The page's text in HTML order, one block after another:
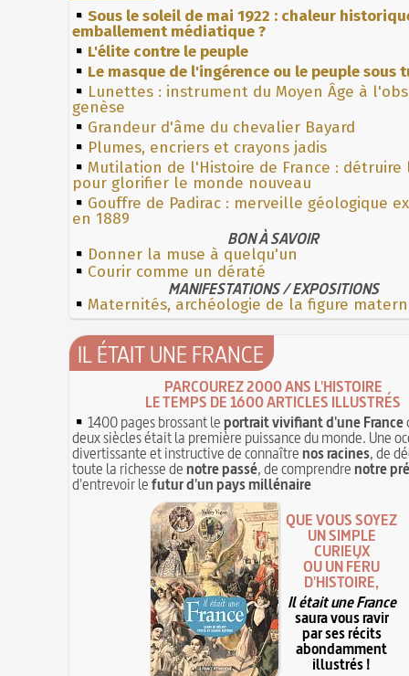
Sous le soleil de mai 1922 : chaleur
emballement médiatique ?
L'élite contre le peuple
Le masque de l'ingérence ou le peuple sous
Lunettes : instrument du Moyen Âge à
genèse
Grandeur d'âme du chevalier Bayard
Plumes, encriers et crayons jadis
Mutilation de l'Histoire de France : détruire
pour glorifier le monde nouveau
Gouffre de Padirac : merveille géologique
en 1889
BON À SAVOIR
Donner la muse à quelqu'un
Courir comme un dératé
MANIFESTATIONS / EXPOSITIONS
Maternités, archéologie de la figure
IL ÉTAIT UNE FRANCE
PARCOUREZ 2000 ANS L'HISTOIRE
LE TEMPS DE 1600 ARTICLES ILLUSTRÉS
1400 pages brossant leportrait vivifiant d'une France
deux siècles était la première puissance du monde. Une
divertissante et instructive de connaîtrenos racines, de
toute la richesse denotre passé, de comprendrenotre
d'entrevoir lefutur d'un pays millénaire
QUE VOUS SOYEZ
UN SIMPLE
CURIEUX
OU UN FÉRU
D'HISTOIRE,
Il était une France
saura vous ravir
par ses récits
abondamment
illustrés !